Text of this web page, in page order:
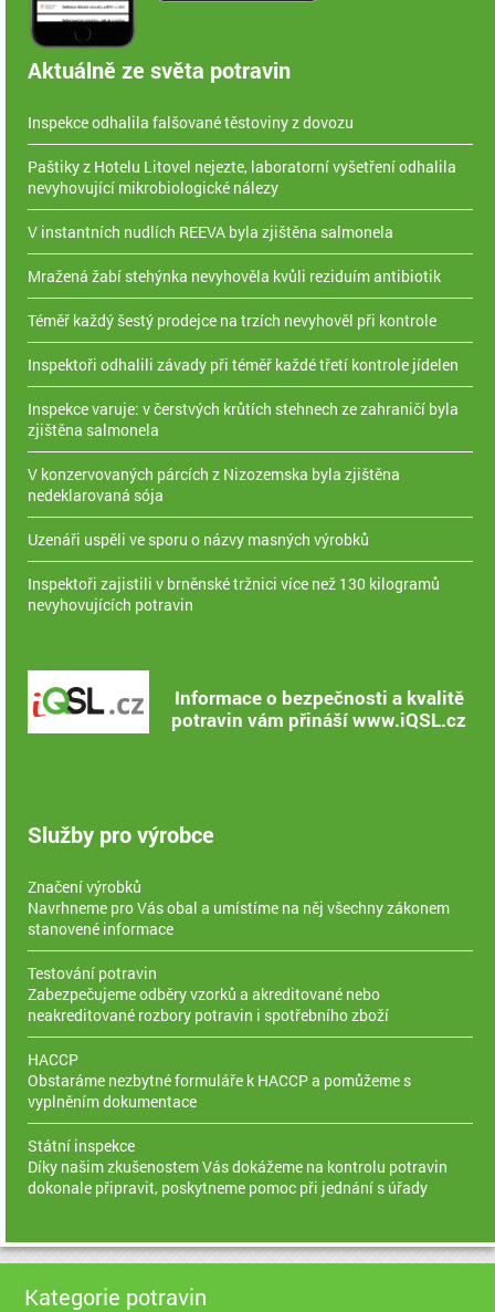
Aktuálně ze světa potravin
Inspekce odhalila falšované těstoviny z dovozu
Paštiky z Hotelu Litovel nejezte, laboratorní vyšetření odhalila
nevyhovující mikrobiologické nálezy
V instantních nudlích REEVA byla zjištěna salmonela
Mražená žabí stehýnka nevyhověla kvůli reziduím antibiotik
Téměř každý šestý prodejce na trzích nevyhověl při kontrole
Inspektoři odhalili závady při téměř každé třetí kontrole jídelen
Inspekce varuje: v čerstvých krůtích stehnech ze zahraničí byla
zjištěna salmonela
V konzervovaných párcích z Nizozemska byla zjištěna
nedeklarovaná sója
Uzenáři uspěli ve sporu o názvy masných výrobků
Inspektoři zajistili v brněnské tržnici více než 130 kilogramů
nevyhovujících potravin
Informace o bezpečnosti a kvalitě
potravin vám přináší www.iQSL.cz
Služby pro výrobce
Značení výrobků
Navrhneme pro Vás obal a umístíme na něj všechny zákonem
stanovené informace
Testování potravin
Zabezpečujeme odběry vzorků a akreditované nebo
neakreditované rozbory potravin i spotřebního zboží
HACCP
Obstaráme nezbytné formuláře k HACCP a pomůžeme s
vyplněním dokumentace
Státní inspekce
Díky našim zkušenostem Vás dokážeme na kontrolu potravin
dokonale připravit, poskytneme pomoc při jednání s úřady
Kategorie potravin